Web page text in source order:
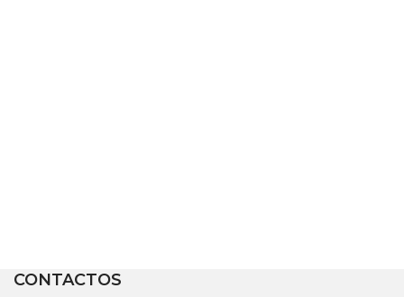
CONTACTOS